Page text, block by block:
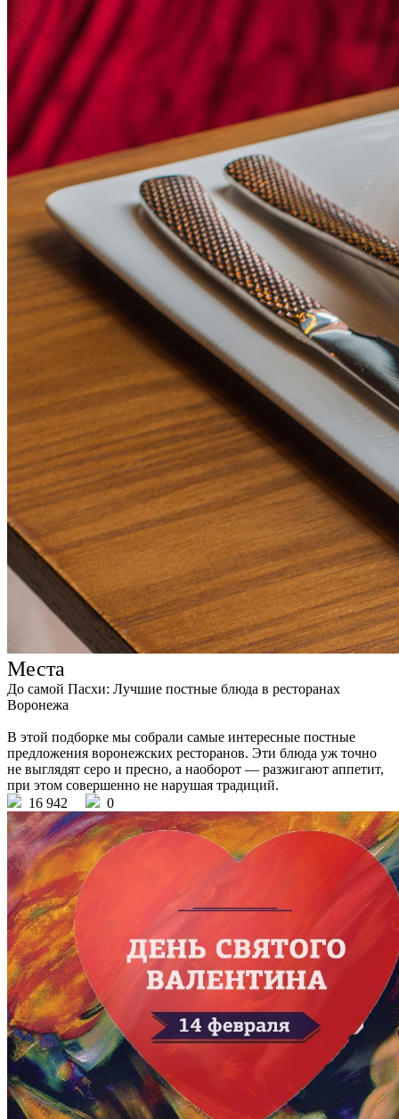
Места
До самой Пасхи: Лучшие постные блюда в ресторанах
Воронежа
В этой подборке мы собрали самые интересные постные
предложения воронежских ресторанов. Эти блюда уж точно
не выглядят серо и пресно, а наоборот — разжигают аппетит,
при этом совершенно не нарушая традиций.
16 942
0